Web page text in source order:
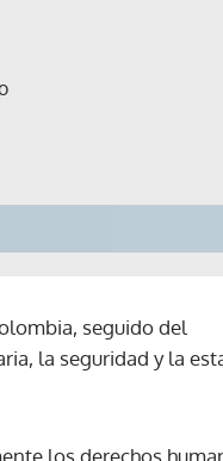
seguido del
la seguridad y la
los derechos